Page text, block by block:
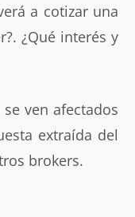
a cotizar una
¿Qué interés y
ven afectados
extraída del
brokers.